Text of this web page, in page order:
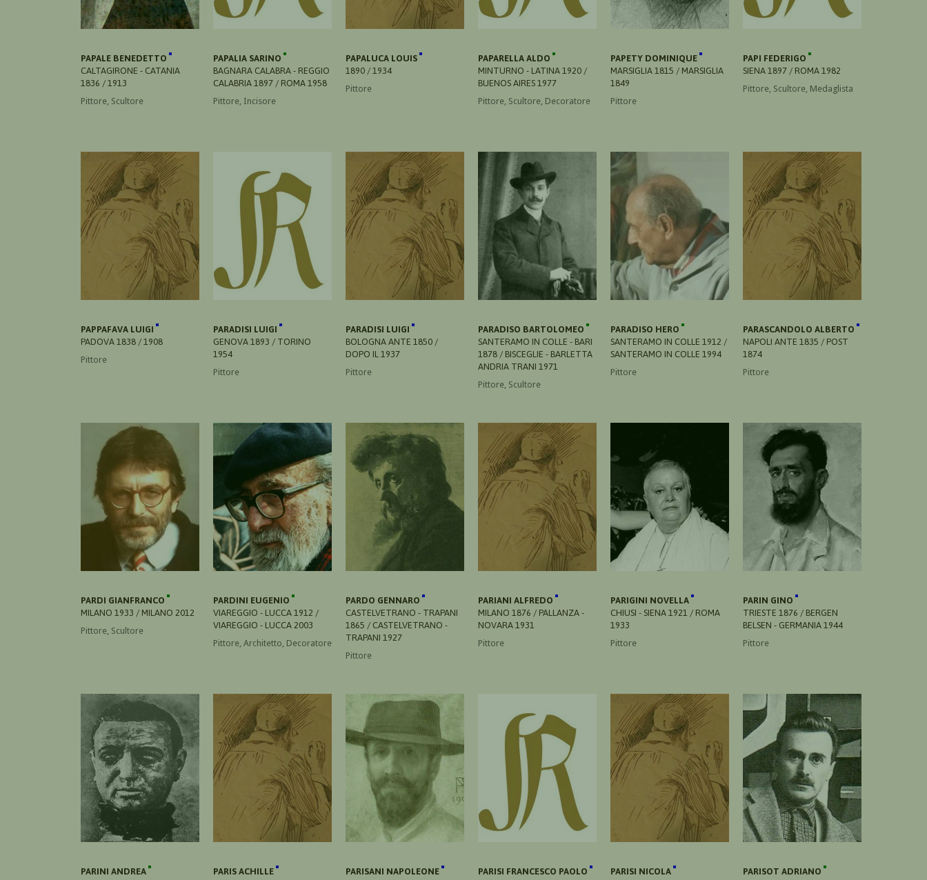
PAPALE BENEDETTO
CALTAGIRONE - CATANIA
1836 / 1913
Pittore, Scultore
PAPALIA SARINO
BAGNARA CALABRA - REGGIO
CALABRIA 1897 / ROMA 1958
Pittore, Incisore
PAPALUCA LOUIS
1890 / 1934
Pittore
PAPARELLA ALDO
MINTURNO - LATINA 1920 /
BUENOS AIRES 1977
Pittore, Scultore, Decoratore
PAPETY DOMINIQUE
MARSIGLIA 1815 / MARSIGLIA
1849
Pittore
PAPI FEDERIGO
SIENA 1897 / ROMA 1982
Pittore, Scultore, Medaglista
PAPPAFAVA LUIGI
PADOVA 1838 / 1908
Pittore
PARADISI LUIGI
GENOVA 1893 / TORINO
1954
Pittore
PARADISI LUIGI
BOLOGNA ANTE 1850 /
DOPO IL 1937
Pittore
PARADISO BARTOLOMEO
SANTERAMO IN COLLE - BARI
1878 / BISCEGLIE - BARLETTA
ANDRIA TRANI 1971
Pittore, Scultore
PARADISO HERO
SANTERAMO IN COLLE 1912 /
SANTERAMO IN COLLE 1994
Pittore
PARASCANDOLO ALBERTO
NAPOLI ANTE 1835 / POST
1874
Pittore
PARDI GIANFRANCO
MILANO 1933 / MILANO 2012
Pittore, Scultore
PARDINI EUGENIO
VIAREGGIO - LUCCA 1912 /
VIAREGGIO - LUCCA 2003
Pittore, Architetto, Decoratore
PARDO GENNARO
CASTELVETRANO - TRAPANI
1865 / CASTELVETRANO -
TRAPANI 1927
Pittore
PARIANI ALFREDO
MILANO 1876 / PALLANZA -
NOVARA 1931
Pittore
PARIGINI NOVELLA
CHIUSI - SIENA 1921 / ROMA
1933
Pittore
PARIN GINO
TRIESTE 1876 / BERGEN
BELSEN - GERMANIA 1944
Pittore
PARINI ANDREA
PARIS ACHILLE
PARISANI NAPOLEONE
PARISI FRANCESCO PAOLO
PARISI NICOLA
PARISOT ADRIANO